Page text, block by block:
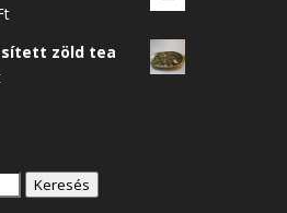
Ártartomány:
.950 Ft
zöld tea
Ártartomány:
8
.500 Ft
Keresés